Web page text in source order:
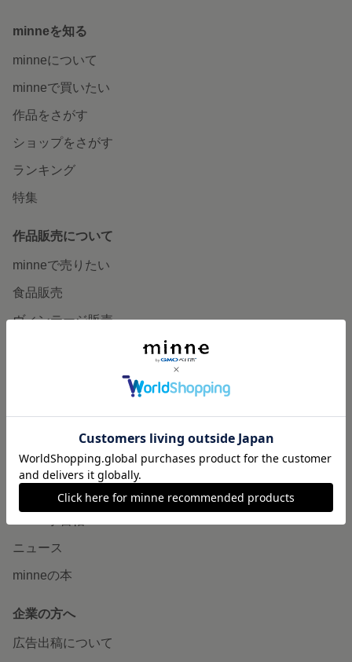
minneを知る
minneについて
minneで買いたい
作品をさがす
ショップをさがす
ランキング
特集
作品販売について
minneで売りたい
食品販売
ヴィンテージ販売
読みもの
minneとものづくりと
ニュース
minneの本
企業の方へ
広告出稿について